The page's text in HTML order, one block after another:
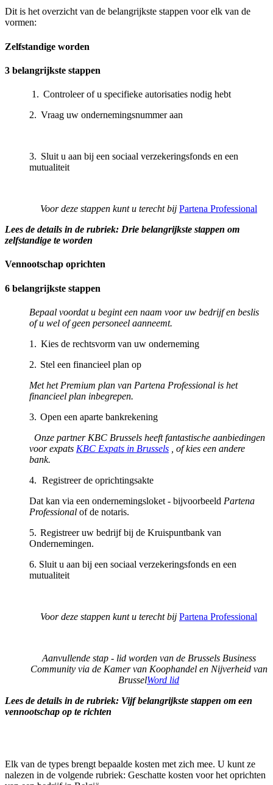
Dit is het overzicht van de belangrijkste stappen voor elk van de
vormen:
Zelfstandige worden
3 belangrijkste stappen
1. Controleer of u specifieke autorisaties nodig hebt
2. Vraag uw ondernemingsnummer aan
3. Sluit u aan bij een sociaal verzekeringsfonds en een
mutualiteit
Voor deze stappen kunt u terecht bij Partena Professional
Lees de details in de rubriek: Drie belangrijkste stappen om
zelfstandige te worden
Vennootschap oprichten
6 belangrijkste stappen
Bepaal voordat u begint een naam voor uw bedrijf en beslis
of u wel of geen personeel aanneemt.
1. Kies de rechtsvorm van uw onderneming
2. Stel een financieel plan op
Met het Premium plan van Partena Professional is het
financieel plan inbegrepen.
3. Open een aparte bankrekening
Onze partner KBC Brussels heeft fantastische aanbiedingen
voor expats KBC Expats in Brussels , of kies een andere
bank.
4. Registreer de oprichtingsakte
Dat kan via een ondernemingsloket - bijvoorbeeld Partena
Professional of de notaris.
5. Registreer uw bedrijf bij de Kruispuntbank van
Ondernemingen.
6. Sluit u aan bij een sociaal verzekeringsfonds en een
mutualiteit
Voor deze stappen kunt u terecht bij Partena Professional
Aanvullende stap - lid worden van de Brussels Business
Community via de Kamer van Koophandel en Nijverheid van
BrusselWord lid
Lees de details in de rubriek: Vijf belangrijkste stappen om een
vennootschap op te richten
Elk van de types brengt bepaalde kosten met zich mee. U kunt ze
nalezen in de volgende rubriek: Geschatte kosten voor het oprichten